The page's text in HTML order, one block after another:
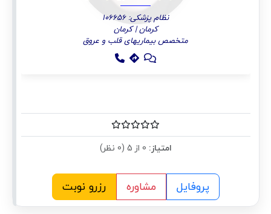
نظام پزشکی: 106656
کرمان | کرمان
متخصص بیماریهای قلب و عروق
امتیاز:
پروفایل مشاوره رزرو نوبت